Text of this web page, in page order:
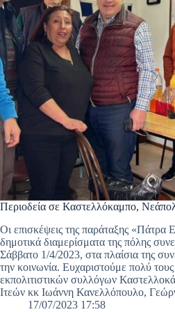
Περιοδεία σε Καστελλόκαμπο,
Οι επισκέψεις της παράταξης «Πάτρα
δημοτικά διαμερίσματα της πόλης
Σάββατο 1/4/2023, στα πλαίσια της
την κοινωνία. Ευχαριστούμε πολύ
εκπολιτιστικών συλλόγων
Ιτεών κκ Ιωάννη Κανελλόπουλο,
17/07/2023 17:58